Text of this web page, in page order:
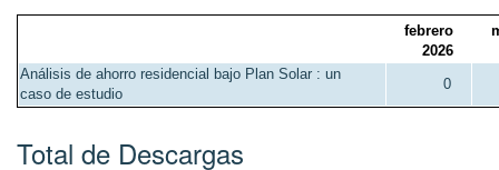
febrero
2026
Análisis de ahorro residencial bajo Plan Solar : un
caso de estudio
0
Total de Descargas